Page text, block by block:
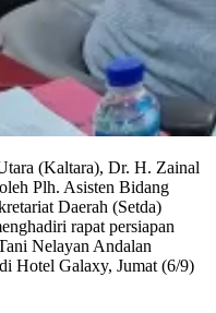
(Kaltara), Dr. H. Zainal
Plh. Asisten Bidang
Daerah (Setda)
rapat persiapan
Nelayan Andalan
Hotel Galaxy, Jumat (6/9)